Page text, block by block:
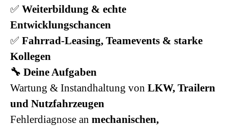
✅ Weiterbildung & echte
Entwicklungschancen
✅ Fahrrad-Leasing, Teamevents & starke
Kollegen
🔧 Deine Aufgaben
Wartung & Instandhaltung von LKW, Trailern
und Nutzfahrzeugen
Fehlerdiagnose an mechanischen,